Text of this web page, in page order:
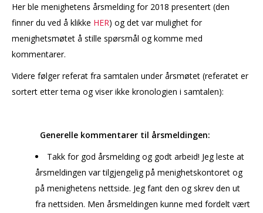
Her ble menighetens årsmelding for 2018 presentert (den
finner du ved å klikke HER) og det var mulighet for
menighetsmøtet å stille spørsmål og komme med
kommentarer.
Videre følger referat fra samtalen under årsmøtet (referatet er
sortert etter tema og viser ikke kronologien i samtalen):
Generelle kommentarer til årsmeldingen:
Takk for god årsmelding og godt arbeid! Jeg leste at
årsmeldingen var tilgjengelig på menighetskontoret og
på menighetens nettside. Jeg fant den og skrev den ut
fra nettsiden. Men årsmeldingen kunne med fordelt vært